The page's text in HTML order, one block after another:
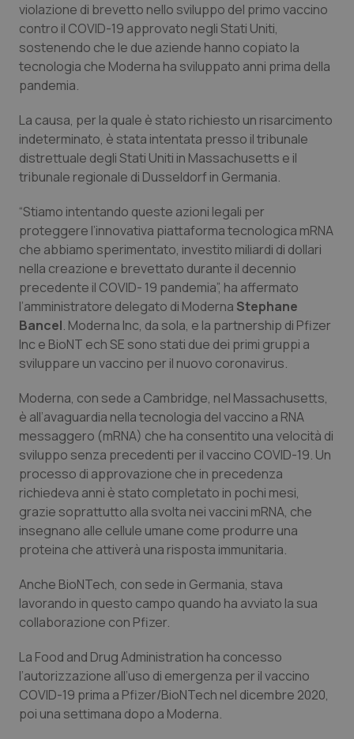
Calabria
Campania
Friuli Venezia Giulia
Liguria
Lombardia
Marche
Molise
Piemonte
Provincia Autonoma di Bolzano
Provincia Autonoma di Trento
Puglia
Sardegna
Sicilia
Umbria
Valle D’Aosta
Asma & BPCO
Car-T
Dermatite Atopica
Diabete & glucometri
Disturbi dell’umore
Dolore
Donna & Salute
Epatiti
HIV
Infezioni & Febbre
Ipertensione & Scompenso
Malattie rare
Malattia di Crohn & Rettocolite Ulcerosa
Neuroscienze & patologie neurodegenerative
Oftalmologia
Oncodermatologia
violazione di brevetto nello sviluppo del primo vaccino
contro il COVID-19 approvato negli Stati Uniti,
sostenendo che le due aziende hanno copiato la
tecnologia che Moderna ha sviluppato anni prima della
pandemia.
La causa, per la quale è stato richiesto un risarcimento
indeterminato, è stata intentata presso il tribunale
distrettuale degli Stati Uniti in Massachusetts e il
tribunale regionale di Dusseldorf in Germania.
“Stiamo intentando queste azioni legali per
proteggere l’innovativa piattaforma tecnologica mRNA
che abbiamo sperimentato, investito miliardi di dollari
nella creazione e brevettato durante il decennio
precedente il COVID- 19 pandemia”, ha affermato
l’amministratore delegato di Moderna Stephane
Bancel. Moderna Inc, da sola, e la partnership di Pfizer
Inc e BioNT ech SE sono stati due dei primi gruppi a
sviluppare un vaccino per il nuovo coronavirus.
Moderna, con sede a Cambridge, nel Massachusetts,
è all’avaguardia nella tecnologia del vaccino a RNA
messaggero (mRNA) che ha consentito una velocità di
sviluppo senza precedenti per il vaccino COVID-19. Un
processo di approvazione che in precedenza
richiedeva anni è stato completato in pochi mesi,
grazie soprattutto alla svolta nei vaccini mRNA, che
insegnano alle cellule umane come produrre una
proteina che attiverà una risposta immunitaria.
Anche BioNTech, con sede in Germania, stava
lavorando in questo campo quando ha avviato la sua
collaborazione con Pfizer.
La Food and Drug Administration ha concesso
l’autorizzazione all’uso di emergenza per il vaccino
COVID-19 prima a Pfizer/BioNTech nel dicembre 2020,
poi una settimana dopo a Moderna.